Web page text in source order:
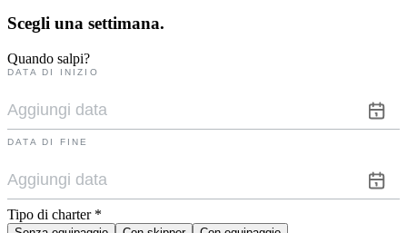
Scegli una settimana.
Quando salpi?
DATA DI INIZIO
DATA DI FINE
Tipo di charter *